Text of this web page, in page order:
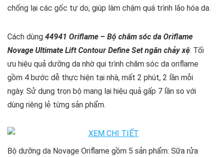
chống lại các gốc tự do, giúp làm chậm quá trình lão hóa da.
Cách dùng 44941 Oriflame – Bộ chăm sóc da Oriflame
Novage Ultimate Lift Contour Define Set ngăn chảy xệ: Tối
ưu hiệu quả dưỡng da nhờ qui trình chăm sóc da oriflame
gồm 4 bước dễ thực hiện tại nhà, mất 2 phút, 2 lần mỗi
ngày. Sử dụng trọn bộ mang lại hiệu quả gấp 7 lần so với
dùng riêng lẻ từng sản phẩm.
Bộ dưỡng da Novage Oriflame gồm 5 sản phẩm: Sữa rửa